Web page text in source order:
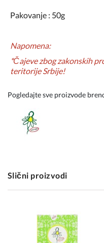
Pakovanje : 50g
Napomena:
*Čajeve zbog zakonskih
teritorije Srbije!
Pogledajte sve proizvode
Slični proizvodi